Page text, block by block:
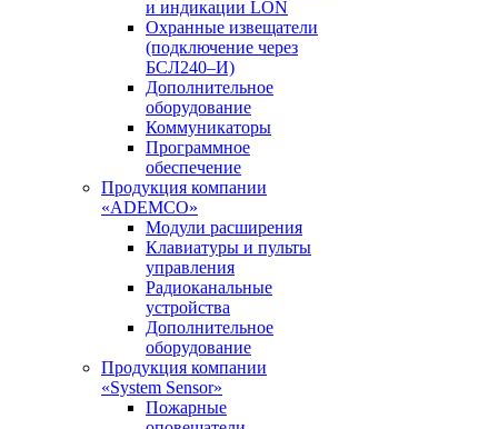
и индикации LON
Охранные извещатели
(подключение через
БСЛ240–И)
Дополнительное
оборудование
Коммуникаторы
Программное
обеспечение
Продукция компании
«ADEMCO»
Модули расширения
Клавиатуры и пульты
управления
Радиоканальные
устройства
Дополнительное
оборудование
Продукция компании
«System Sensor»
Пожарные